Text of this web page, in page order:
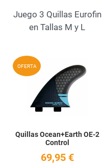
Juego 3 Quillas Eurofin
en Tallas M y L
OFERTA
Quillas Ocean+Earth OE-2
Control
69,95 €